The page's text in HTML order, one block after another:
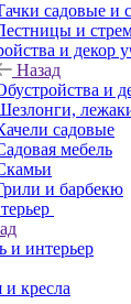
садовые и
и
и декор
Назад
и
садовые
мебель
и барбекю
и интерьер
и кресла